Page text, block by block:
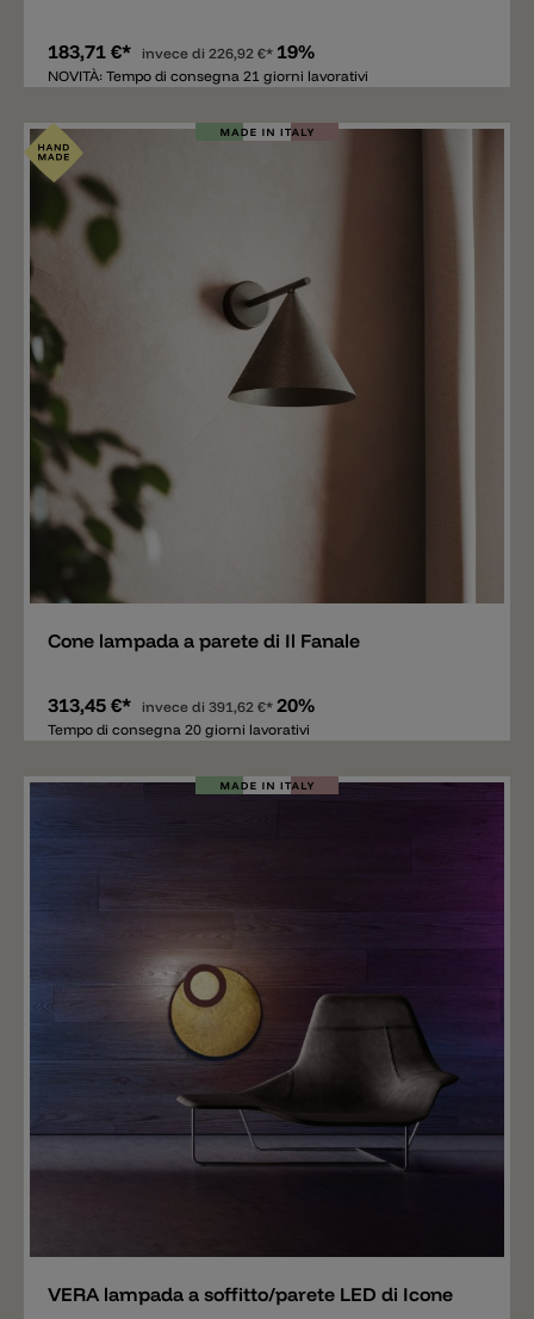
183,71 €* invece di 226,92 €* 19%
NOVITÀ: Tempo di consegna 21 giorni lavorativi
Aggiungere
Cone lampada a parete di Il Fanale
313,45 €* invece di 391,62 €* 20%
Tempo di consegna 20 giorni lavorativi
VERA lampada a soffitto/parete LED di Icone